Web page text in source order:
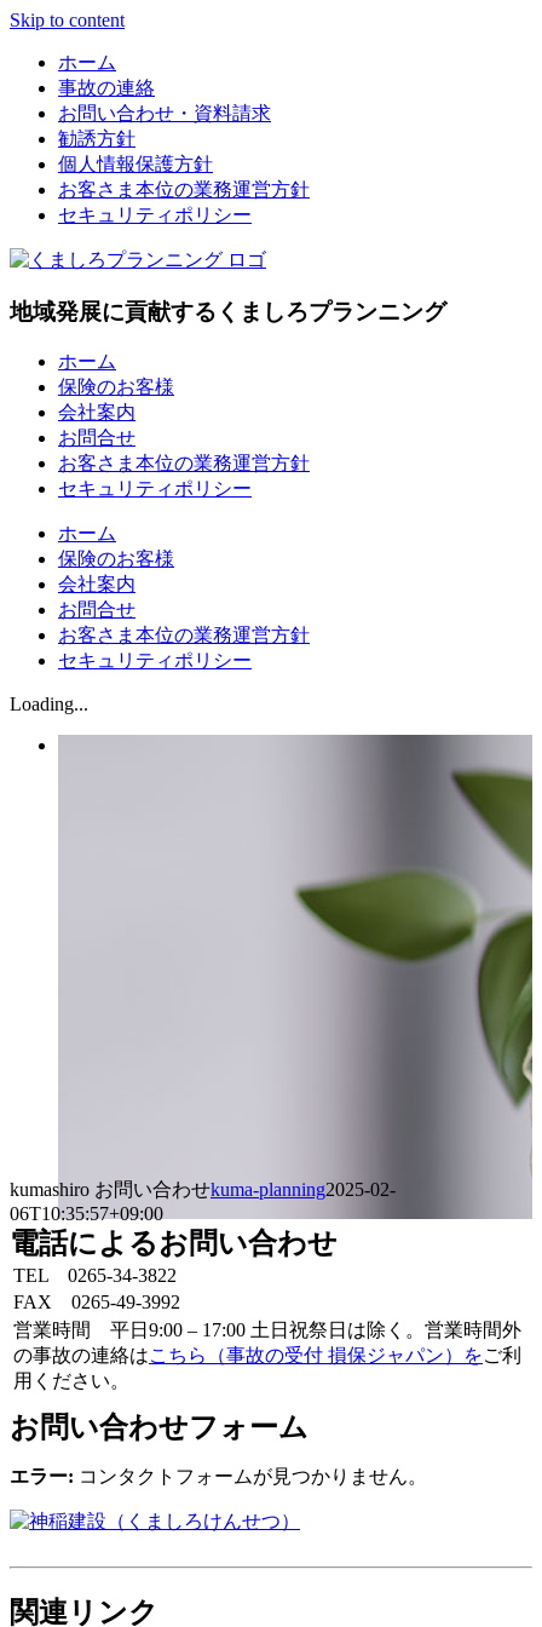
Skip to content
ホーム
事故の連絡
お問い合わせ・資料請求
勧誘方針
個人情報保護方針
お客さま本位の業務運営方針
セキュリティポリシー
地域発展に貢献するくましろプランニング
ホーム
保険のお客様
会社案内
お問合せ
お客さま本位の業務運営方針
セキュリティポリシー
ホーム
保険のお客様
会社案内
お問合せ
お客さま本位の業務運営方針
セキュリティポリシー
Loading...
kumashiro お問い合わせkuma-planning2025-02-
06T10:35:57+09:00
電話によるお問い合わせ
TEL 0265-34-3822
FAX 0265-49-3992
営業時間 平日9:00 – 17:00 土日祝祭日は除く。営業時間外
の事故の連絡はこちら（事故の受付 損保ジャパン）をご利
用ください。
お問い合わせフォーム
エラー: コンタクトフォームが見つかりません。
関連リンク